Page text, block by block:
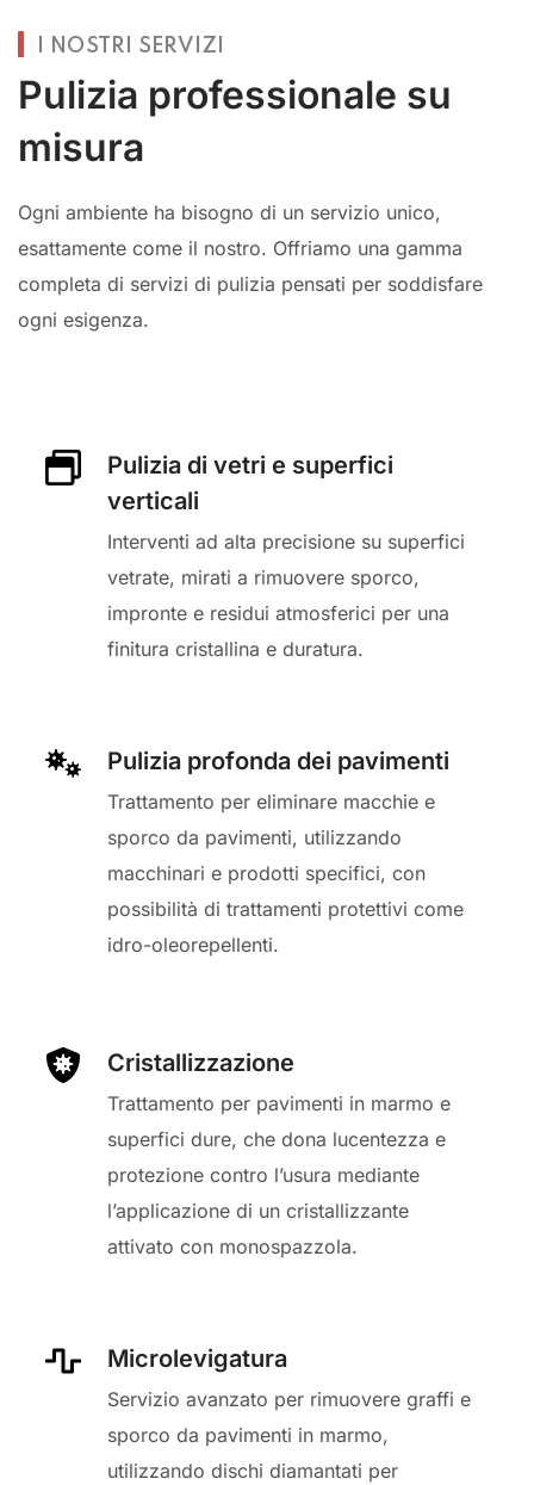
I NOSTRI SERVIZI
Pulizia professionale su
misura
Ogni ambiente ha bisogno di un servizio unico,
esattamente come il nostro. Offriamo una gamma
completa di servizi di pulizia pensati per soddisfare
ogni esigenza.
Pulizia di vetri e superfici
verticali
Interventi ad alta precisione su superfici
vetrate, mirati a rimuovere sporco,
impronte e residui atmosferici per una
finitura cristallina e duratura.
Pulizia profonda dei pavimenti
Trattamento per eliminare macchie e
sporco da pavimenti, utilizzando
macchinari e prodotti specifici, con
possibilità di trattamenti protettivi come
idro-oleorepellenti.
Cristallizzazione
Trattamento per pavimenti in marmo e
superfici dure, che dona lucentezza e
protezione contro l’usura mediante
l’applicazione di un cristallizzante
attivato con monospazzola.
Microlevigatura
Servizio avanzato per rimuovere graffi e
sporco da pavimenti in marmo,
utilizzando dischi diamantati per